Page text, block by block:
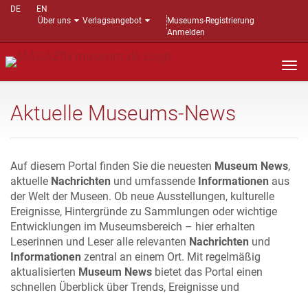
DE
EN
Über uns
Verlagsangebot
Museums-Registrierung
Anmelden
Aktuelle Museums-News
Auf diesem Portal finden Sie die neuesten Museum News,
aktuelle Nachrichten und umfassende Informationen aus
der Welt der Museen. Ob neue Ausstellungen, kulturelle
Ereignisse, Hintergründe zu Sammlungen oder wichtige
Entwicklungen im Museumsbereich – hier erhalten
Leserinnen und Leser alle relevanten Nachrichten und
Informationen zentral an einem Ort. Mit regelmäßig
aktualisierten Museum News bietet das Portal einen
schnellen Überblick über Trends, Ereignisse und